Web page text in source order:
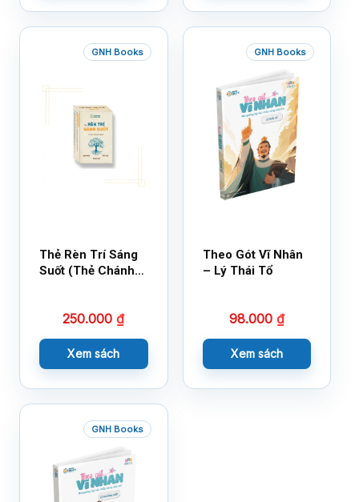
GNH Books
Thẻ Rèn Trí Sáng
Suốt (Thẻ Chánh
250.000₫
Xem sách
GNH Books
Theo Gót Vĩ Nhân
– Lý Thái Tổ
98.000 ₫
Xem sách
GNH Books